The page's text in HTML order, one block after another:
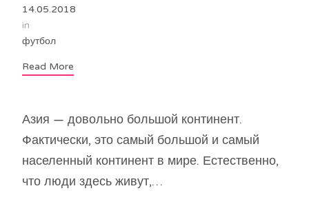
14.05.2018
in
футбол
Read More
Азия — довольно большой континент.
Фактически, это самый большой и самый
населенный континент в мире. Естественно,
что люди здесь живут,…